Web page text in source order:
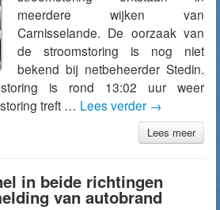
meerdere wijken van
Carnisselande. De oorzaak van
de stroomstoring is nog niet
bekend bij netbeheerder Stedin.
is rond 13:02 uur weer
treft … Lees verder →
Lees meer
in beide richtingen
van autobrand